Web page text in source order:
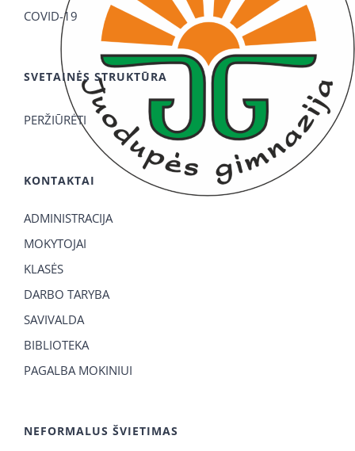
COVID-19
SVETAINĖS STRUKTŪRA
PERŽIŪRĖTI
KONTAKTAI
ADMINISTRACIJA
MOKYTOJAI
KLASĖS
DARBO TARYBA
SAVIVALDA
BIBLIOTEKA
PAGALBA MOKINIUI
NEFORMALUS ŠVIETIMAS